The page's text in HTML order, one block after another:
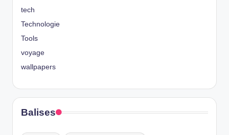
tech
Technologie
Tools
voyage
wallpapers
Balises